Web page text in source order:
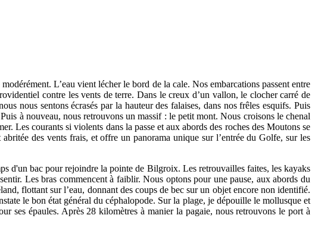
L’eau vient lécher le bord de la cale. Nos embarcations passent entre
contre les vents de terre. Dans le creux d’un vallon, le clocher carré de
nous sentons écrasés par la hauteur des falaises, dans nos frêles esquifs. Puis
à nouveau, nous retrouvons un massif : le petit mont. Nous croisons le chenal
Les courants si violents dans la passe et aux abords des roches des Moutons se
des vents frais, et offre un panorama unique sur l’entrée du Golfe, sur les
d'un bac pour rejoindre la pointe de Bilgroix. Les retrouvailles faites, les kayaks
Les bras commencent à faiblir. Nous optons pour une pause, aux abords du
flottant sur l’eau, donnant des coups de bec sur un objet encore non identifié.
le bon état général du céphalopode. Sur la plage, je dépouille le mollusque et
ses épaules. Après 28 kilomètres à manier la pagaie, nous retrouvons le port à